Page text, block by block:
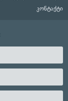
კონტაქტი